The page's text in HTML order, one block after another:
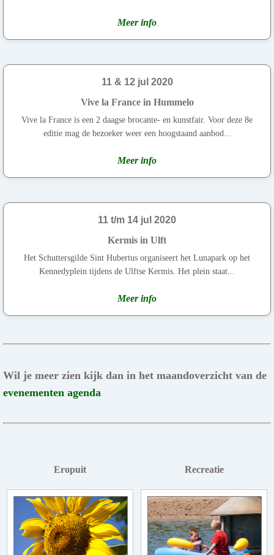
Meer info
11 & 12 jul 2020
Vive la France in Hummelo
Vive la France is een 2 daagse brocante- en kunstfair. Voor deze 8e
editie mag de bezoeker weer een hoogstaand aanbod...
Meer info
11 t/m 14 jul 2020
Kermis in Ulft
Het Schuttersgilde Sint Hubertus organiseert het Lunapark op het
Kennedyplein tijdens de Ulftse Kermis. Het plein staat...
Meer info
Wil je meer zien kijk dan in het maandoverzicht van de
evenementen agenda
Eropuit Recreatie